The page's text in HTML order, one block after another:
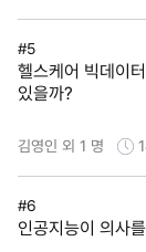
#5
헬스케어 빅데이
있을까?
김영인 외 1 명
#6
인공지능이 의사